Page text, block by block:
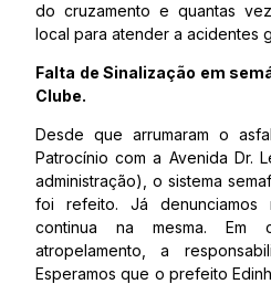
do cruzamento e quantas
local para atender a acidentes
Falta de Sinalização em
Clube.
Desde que arrumaram o
Patrocínio com a Avenida Dr.
administração), o sistema
foi refeito. Já
continua na mesma.
atropelamento, a
Esperamos que o prefeito